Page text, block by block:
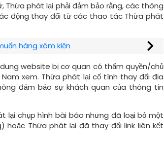
Thừa phát lại phải đảm bảo rằng, các thông
động thay đổi từ các thao tác Thừa phát
hàng xóm kiện
website bị cơ quan có thẩm quyền/chủ
xem. Thừa phát lại cố tình thay đổi địa
đảm bảo sự khách quan của thông tin
lại chụp hình bài báo nhưng đã loại bỏ một
Thừa phát lại đã thay đổi link liên kết